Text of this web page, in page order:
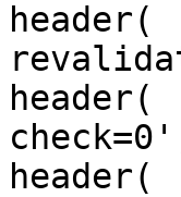
header(